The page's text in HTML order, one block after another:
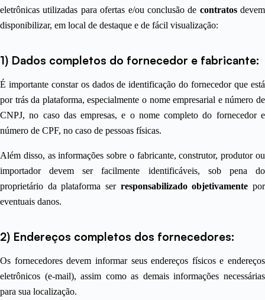
eletrônicas utilizadas para ofertas e/ou conclusão de contratos devem
disponibilizar, em local de destaque e de fácil visualização:
1) Dados completos do fornecedor e fabricante:
É importante constar os dados de identificação do fornecedor que está
por trás da plataforma, especialmente o nome empresarial e número de
CNPJ, no caso das empresas, e o nome completo do fornecedor e
número de CPF, no caso de pessoas físicas.
Além disso, as informações sobre o fabricante, construtor, produtor ou
importador devem ser facilmente identificáveis, sob pena do
proprietário da plataforma ser responsabilizado objetivamente por
eventuais danos.
2) Endereços completos dos fornecedores:
Os fornecedores devem informar seus endereços físicos e endereços
eletrônicos (e-mail), assim como as demais informações necessárias
para sua localização.